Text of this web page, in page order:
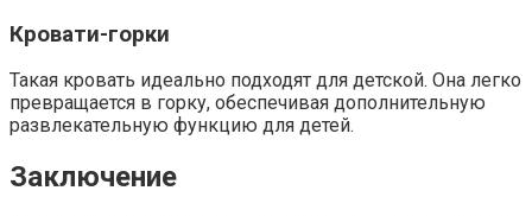
Кровати-горки
Такая кровать идеально подходят для детской. Она легко
превращается в горку, обеспечивая дополнительную
развлекательную функцию для детей.
Заключение